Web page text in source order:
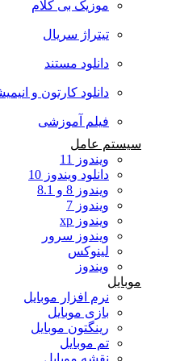
موزیک بی کلام
تیتراژ سریال
دانلود مستند
دانلود کارتون و انیمیشن
فیلم آموزشی
سیستم عامل
ویندوز 11
دانلود ویندوز 10
ویندوز 8 و 8.1
ویندوز 7
ویندوز xp
ویندوز سرور
لینوکس
ویندوز
موبایل
نرم افزار موبایل
بازی موبایل
رینگتون موبایل
تم موبایل
نقشه موبایل